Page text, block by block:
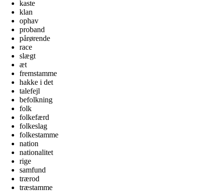
kaste
klan
ophav
proband
pårørende
race
slægt
æt
fremstamme
hakke i det
talefejl
befolkning
folk
folkefærd
folkeslag
folkestamme
nation
nationalitet
rige
samfund
trærod
træstamme